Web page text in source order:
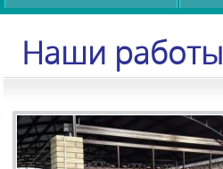
Наши работы